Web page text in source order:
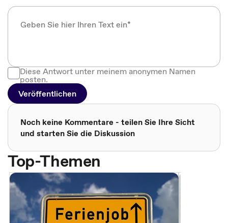
Diese Antwort unter meinem anonymen Namen
posten.
Veröffentlichen
Noch keine Kommentare - teilen Sie Ihre Sicht
und starten Sie die Diskussion
Top-Themen